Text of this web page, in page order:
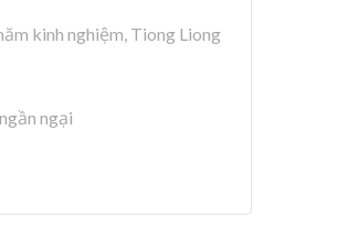
kinh nghiệm, Tiong Liong
ngại